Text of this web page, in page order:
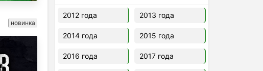
новинка
2012 года 2013 года
2014 года 2015 года
2016 года 2017 года